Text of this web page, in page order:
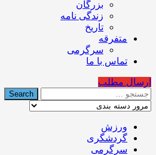
بزرگان
زندگی نامه
تاریخ
متفرقه
سرگرمی
تماس با ما
ارسال مطلب
ورزش
گردشگری
سرگرمی